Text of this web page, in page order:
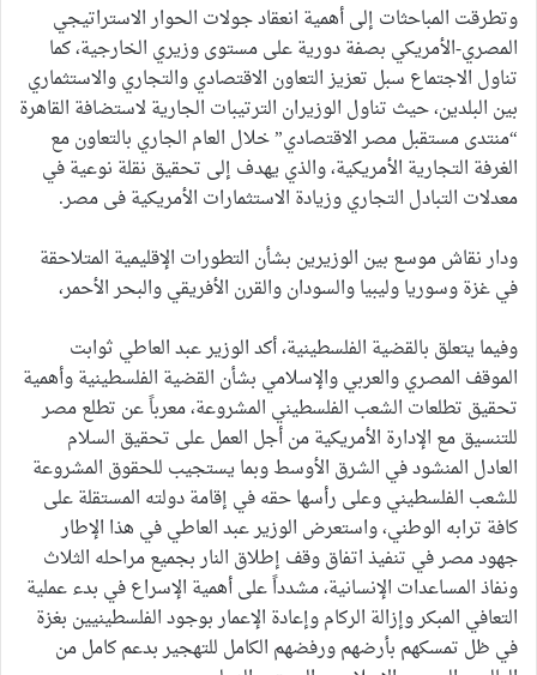
وتطرقت المباحثات إلى أهمية انعقاد جولات الحوار الاستراتيجي
المصري-الأمريكي بصفة دورية على مستوى وزيري الخارجية، كما
تناول الاجتماع سبل تعزيز التعاون الاقتصادي والتجاري والاستثماري
بين البلدين، حيث تناول الوزيران الترتيبات الجارية لاستضافة القاهرة
“منتدى مستقبل مصر الاقتصادي” خلال العام الجاري بالتعاون مع
الغرفة التجارية الأمريكية، والذي يهدف إلى تحقيق نقلة نوعية في
معدلات التبادل التجاري وزيادة الاستثمارات الأمريكية فى مصر.
ودار نقاش موسع بين الوزيرين بشأن التطورات الإقليمية المتلاحقة
في غزة وسوريا وليبيا والسودان والقرن الأفريقي والبحر الأحمر،
وفيما يتعلق بالقضية الفلسطينية، أكد الوزير عبد العاطي ثوابت
الموقف المصري والعربي والإسلامي بشأن القضية الفلسطينية وأهمية
تحقيق تطلعات الشعب الفلسطيني المشروعة، معرباً عن تطلع مصر
للتنسيق مع الإدارة الأمريكية من أجل العمل على تحقيق السلام
العادل المنشود في الشرق الأوسط وبما يستجيب للحقوق المشروعة
للشعب الفلسطيني وعلى رأسها حقه في إقامة دولته المستقلة على
كافة ترابه الوطني، واستعرض الوزير عبد العاطي في هذا الإطار
جهود مصر في تنفيذ اتفاق وقف إطلاق النار بجميع مراحله الثلاث
ونفاذ المساعدات الإنسانية، مشدداً على أهمية الإسراع في بدء عملية
التعافي المبكر وإزالة الركام وإعادة الإعمار بوجود الفلسطينيين بغزة
في ظل تمسكهم بأرضهم ورفضهم الكامل للتهجير بدعم كامل من